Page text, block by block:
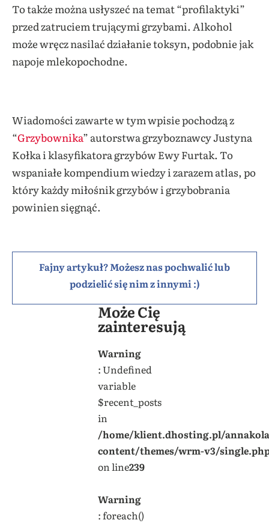
To także można usłyszeć na temat “profilaktyki”
przed zatruciem trującymi grzybami. Alkohol
może wręcz nasilać działanie toksyn, podobnie jak
napoje mlekopochodne.
Wiadomości zawarte w tym wpisie pochodzą z
“Grzybownika” autorstwa grzyboznawcy Justyna
Kołka i klasyfikatora grzybów Ewy Furtak. To
wspaniałe kompendium wiedzy i zarazem atlas, po
który każdy miłośnik grzybów i grzybobrania
powinien sięgnąć.
Fajny artykuł? Możesz nas pochwalić lub
podzielić się nim z innymi :)
Może Cię
zainteresują
Warning
: Undefined
variable
$recent_posts
in
/home/klient.dhosting.pl/
content/themes/wrm-v3/
on line239
Warning
: foreach()